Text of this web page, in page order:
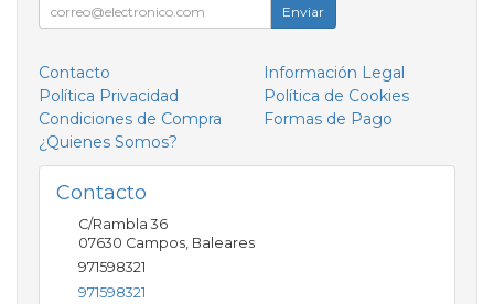
Enviar
Contacto
Información Legal
Política Privacidad
Política de Cookies
Condiciones de Compra
Formas de Pago
¿Quienes Somos?
Contacto
C/Rambla 36
07630 Campos Baleares
971598321
971598321